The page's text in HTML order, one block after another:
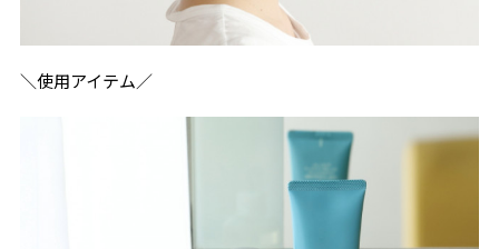
＼使用アイテム／